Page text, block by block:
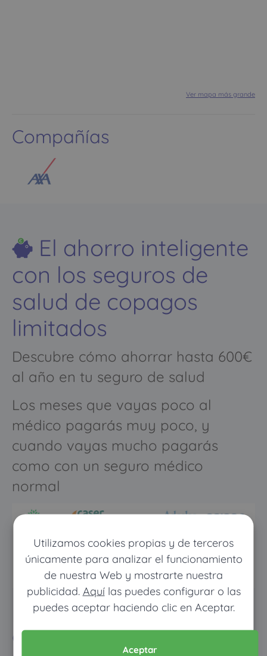
Utilizamos cookies propias y de terceros
únicamente para analizar el funcionamiento
de nuestra Web y mostrarte nuestra
publicidad. Aquílas puedes configurar o las
puedes aceptar haciendo clic en Aceptar.
Aceptar
Ver mapa más grande
Compañías
El ahorro inteligente
con los seguros de
salud de copagos
limitados
Descubre cómo ahorrar hasta 600€
al año en tu seguro de salud
Los meses que vayas poco al
médico pagarás muy poco, y
cuando vayas mucho pagarás
como con un seguro médico
normal
Pon tus datos y descubre
cuánto dinero ahorrarías